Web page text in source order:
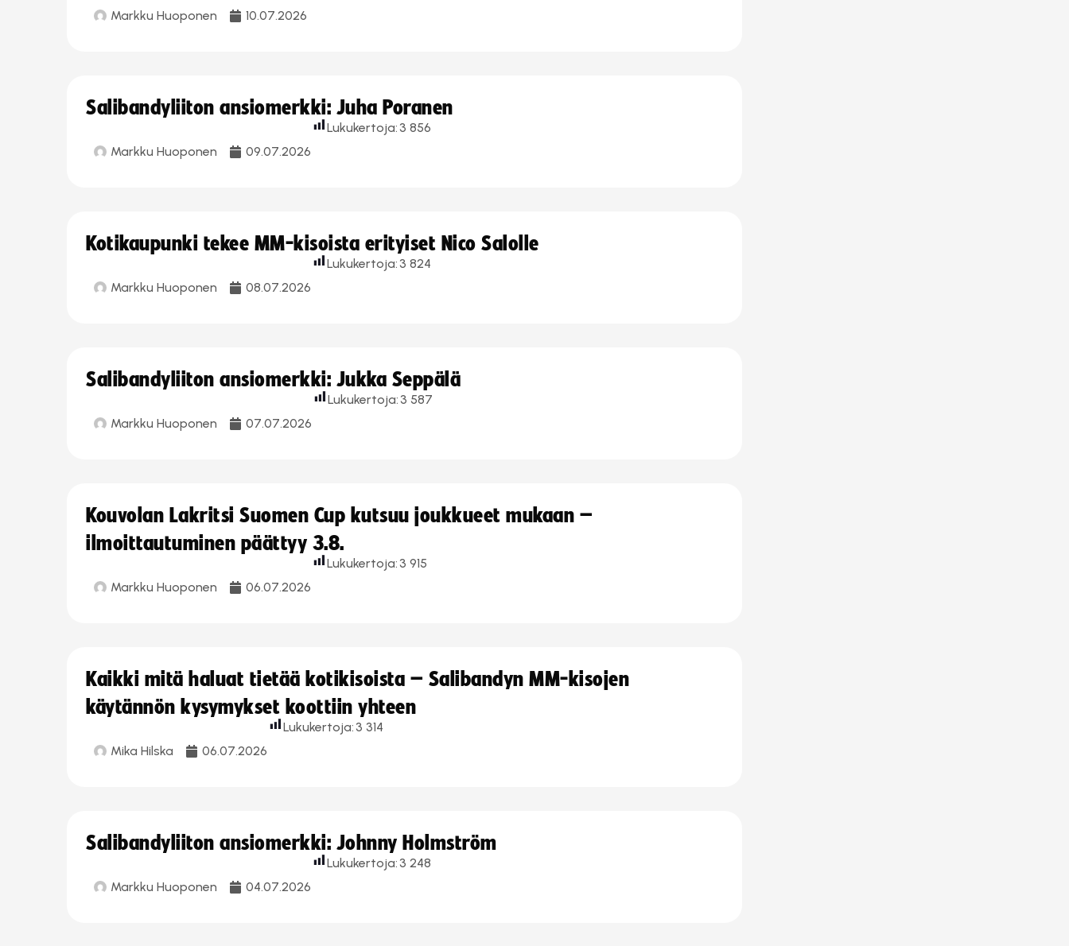
Markku Huoponen 10.07.2026
Salibandyliiton ansiomerkki: Juha Poranen
Markku Huoponen 09.07.2026
Lukukertoja: 3 856
Kotikaupunki tekee MM-kisoista erityiset Nico Salolle
Markku Huoponen 08.07.2026
Lukukertoja: 3 824
Salibandyliiton ansiomerkki: Jukka Seppälä
Markku Huoponen 07.07.2026
Lukukertoja: 3 587
Kouvolan Lakritsi Suomen Cup kutsuu joukkueet mukaan –
ilmoittautuminen päättyy 3.8.
Markku Huoponen 06.07.2026
Lukukertoja: 3 915
Kaikki mitä haluat tietää kotikisoista – Salibandyn MM-kisojen
käytännön kysymykset koottiin yhteen
Mika Hilska 06.07.2026
Lukukertoja: 3 314
Salibandyliiton ansiomerkki: Johnny Holmström
Markku Huoponen 04.07.2026
Lukukertoja: 3 248